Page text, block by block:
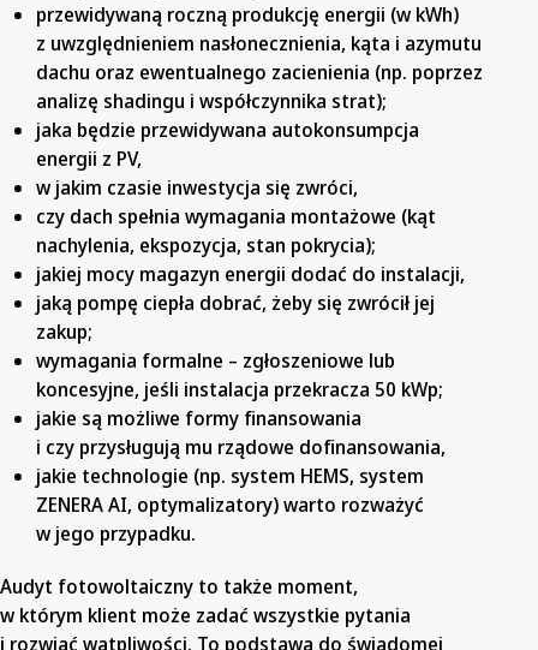
przewidywaną roczną produkcję energii (w kWh)
z uwzględnieniem nasłonecznienia, kąta i azymutu
dachu oraz ewentualnego zacienienia (np. poprzez
analizę shadingu i współczynnika strat);
jaka będzie przewidywana autokonsumpcja
energii z PV,
w jakim czasie inwestycja się zwróci,
czy dach spełnia wymagania montażowe (kąt
nachylenia, ekspozycja, stan pokrycia);
jakiej mocy magazyn energii dodać do instalacji,
jaką pompę ciepła dobrać, żeby się zwrócił jej
zakup;
wymagania formalne – zgłoszeniowe lub
koncesyjne, jeśli instalacja przekracza 50 kWp;
jakie są możliwe formy finansowania
i czy przysługują mu rządowe dofinansowania,
jakie technologie (np. system HEMS, system
ZENERA AI, optymalizatory) warto rozważyć
w jego przypadku.
Audyt fotowoltaiczny to także moment,
w którym klient może zadać wszystkie pytania
i rozwiać wątpliwości. To podstawa do świadomej